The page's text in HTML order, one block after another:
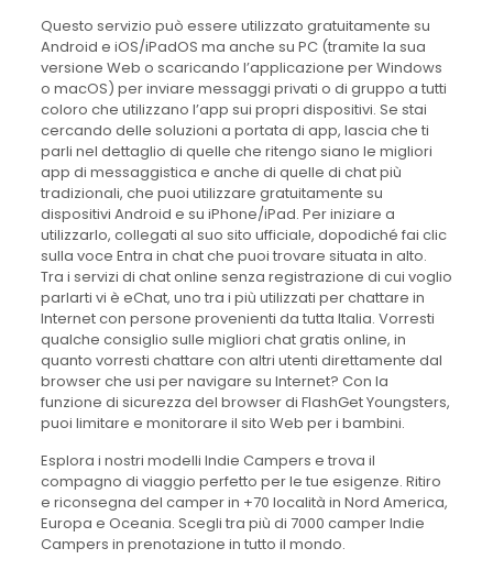
Questo servizio può essere utilizzato gratuitamente su
Android e iOS/iPadOS ma anche su PC (tramite la sua
versione Web o scaricando l’applicazione per Windows
o macOS) per inviare messaggi privati o di gruppo a tutti
coloro che utilizzano l’app sui propri dispositivi. Se stai
cercando delle soluzioni a portata di app, lascia che ti
parli nel dettaglio di quelle che ritengo siano le migliori
app di messaggistica e anche di quelle di chat più
tradizionali, che puoi utilizzare gratuitamente su
dispositivi Android e su iPhone/iPad. Per iniziare a
utilizzarlo, collegati al suo sito ufficiale, dopodiché fai clic
sulla voce Entra in chat che puoi trovare situata in alto.
Tra i servizi di chat online senza registrazione di cui voglio
parlarti vi è eChat, uno tra i più utilizzati per chattare in
Internet con persone provenienti da tutta Italia. Vorresti
qualche consiglio sulle migliori chat gratis online, in
quanto vorresti chattare con altri utenti direttamente dal
browser che usi per navigare su Internet? Con la
funzione di sicurezza del browser di FlashGet Youngsters,
puoi limitare e monitorare il sito Web per i bambini.
Esplora i nostri modelli Indie Campers e trova il
compagno di viaggio perfetto per le tue esigenze. Ritiro
e riconsegna del camper in +70 località in Nord America,
Europa e Oceania. Scegli tra più di 7000 camper Indie
Campers in prenotazione in tutto il mondo.